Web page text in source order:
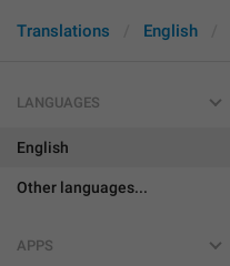
Translations English
LANGUAGES
English
Other languages...
APPS